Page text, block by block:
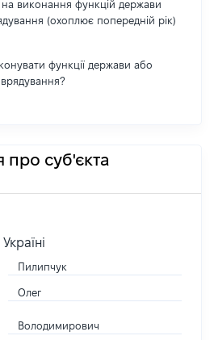
виконання функцій держави
(охоплює попередній рік)
функції держави або
про суб'єкта
Пилипчук
Олег
Володимирович